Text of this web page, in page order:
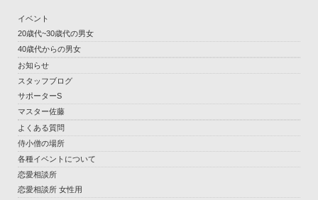
イベント
20歳代~30歳代の男女
40歳代からの男女
お知らせ
スタッフブログ
サポーターS
マスター佐藤
よくある質問
侍小僧の場所
各種イベントについて
恋愛相談所
恋愛相談所 女性用